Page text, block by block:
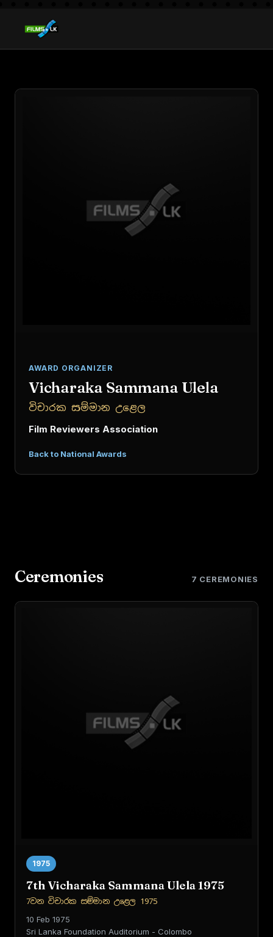
AWARD ORGANIZER
Vicharaka Sammana Ulela
විචාරක සම්මාන උළෙල
Film Reviewers Association
Back to National Awards
Ceremonies 7 CEREMONIES
1975
7th Vicharaka Sammana Ulela 1975
7වන විචාරක සම්මාන උළෙල 1975
10 Feb 1975
Sri Lanka Foundation Auditorium - Colombo